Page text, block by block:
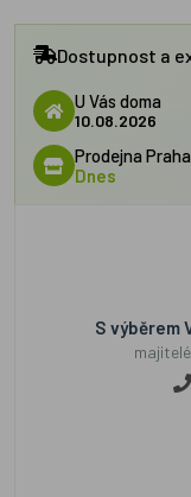
Dostupnost a
U Vás doma
10.08.2026
Prodejna
Dnes
S výběrem